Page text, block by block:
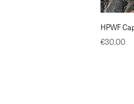
HPWF
Price
€30.00